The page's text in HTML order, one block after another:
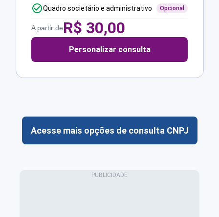
Quadro societário e administrativo Opcional
A partir deR$ 30,00
Personalizar consulta
Acesse mais opções de consulta CNPJ